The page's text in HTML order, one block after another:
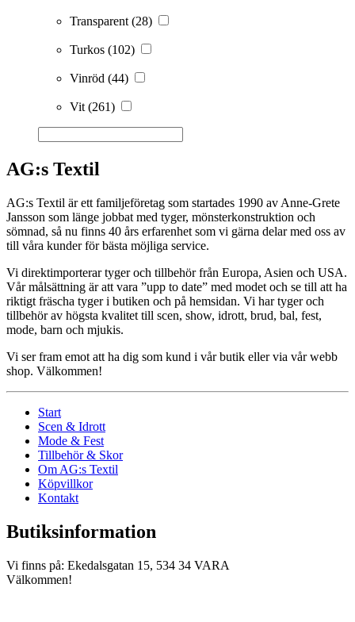
Transparent (28)
Turkos (102)
Vinröd (44)
Vit (261)
AG:s Textil
AG:s Textil är ett familjeföretag som startades 1990 av Anne-Grete
Jansson som länge jobbat med tyger, mönsterkonstruktion och
sömnad, så nu finns 40 års erfarenhet som vi gärna delar med oss av
till våra kunder för bästa möjliga service.
Vi direktimporterar tyger och tillbehör från Europa, Asien och USA.
Vår målsättning är att vara ”upp to date” med modet och se till att ha
riktigt fräscha tyger i butiken och på hemsidan. Vi har tyger och
tillbehör av högsta kvalitet till scen, show, idrott, brud, bal, fest,
mode, barn och mjukis.
Vi ser fram emot att ha dig som kund i vår butik eller via vår webb
shop. Välkommen!
Start
Scen & Idrott
Mode & Fest
Tillbehör & Skor
Om AG:s Textil
Köpvillkor
Kontakt
Butiksinformation
Vi finns på: Ekedalsgatan 15, 534 34 VARA
Välkommen!